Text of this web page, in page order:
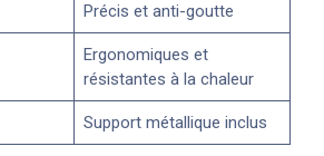
Précis et anti-goutte
Ergonomiques et
résistantes à la chaleur
Support métallique inclus